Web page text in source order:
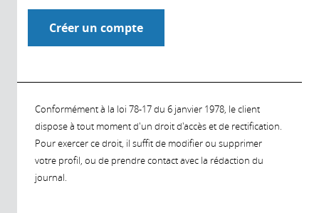
Conformément à la loi 78-17 du 6 janvier 1978, le client
dispose à tout moment d'un droit d'accès et de rectification.
Pour exercer ce droit, il suffit de modifier ou supprimer
votre profil, ou de prendre contact avec la rédaction du
journal.